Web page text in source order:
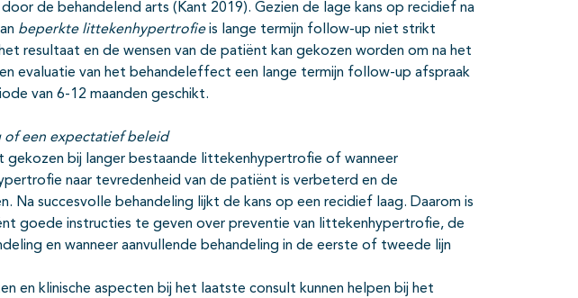
de behandelend arts (Kant 2019). Gezien de lage kans op recidief na
beperkte littekenhypertrofieis lange termijn follow-up niet strikt
resultaat en de wensen van de patiënt kan gekozen worden om na het
evaluatie van het behandeleffect een lange termijn follow-up afspraak
van 6-12 maanden geschikt.
een expectatief beleid
bij langer bestaande littekenhypertrofie of wanneer
naar tevredenheid van de patiënt is verbeterd en de
Na succesvolle behandeling lijkt de kans op een recidief laag. Daarom is
goede instructies te geven over preventie van littekenhypertrofie, de
en wanneer aanvullende behandeling in de eerste of tweede lijn
en klinische aspecten bij het laatste consult kunnen helpen bij het